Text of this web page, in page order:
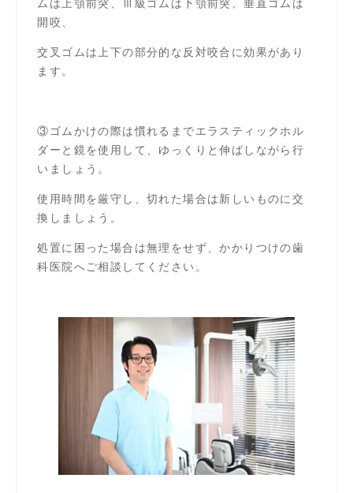
ムは上顎前突、Ⅲ級ゴムは下顎前突、垂直ゴムは
開咬、
交叉ゴムは上下の部分的な反対咬合に効果があり
ます。
③ゴムかけの際は慣れるまでエラスティックホル
ダーと鏡を使用して、ゆっくりと伸ばしながら行
いましょう。
使用時間を厳守し、切れた場合は新しいものに交
換しましょう。
処置に困った場合は無理をせず、かかりつけの歯
科医院へご相談してください。